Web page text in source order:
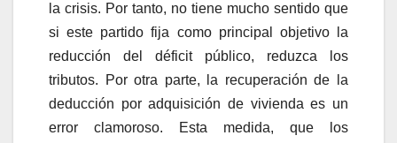
la crisis. Por tanto, no tiene mucho sentido que
si este partido fija como principal objetivo la
reducción del déficit público, reduzca los
tributos.
Por otra parte, la recuperación de la
deducción por adquisición de vivienda es un
error clamoroso. Esta medida, que los